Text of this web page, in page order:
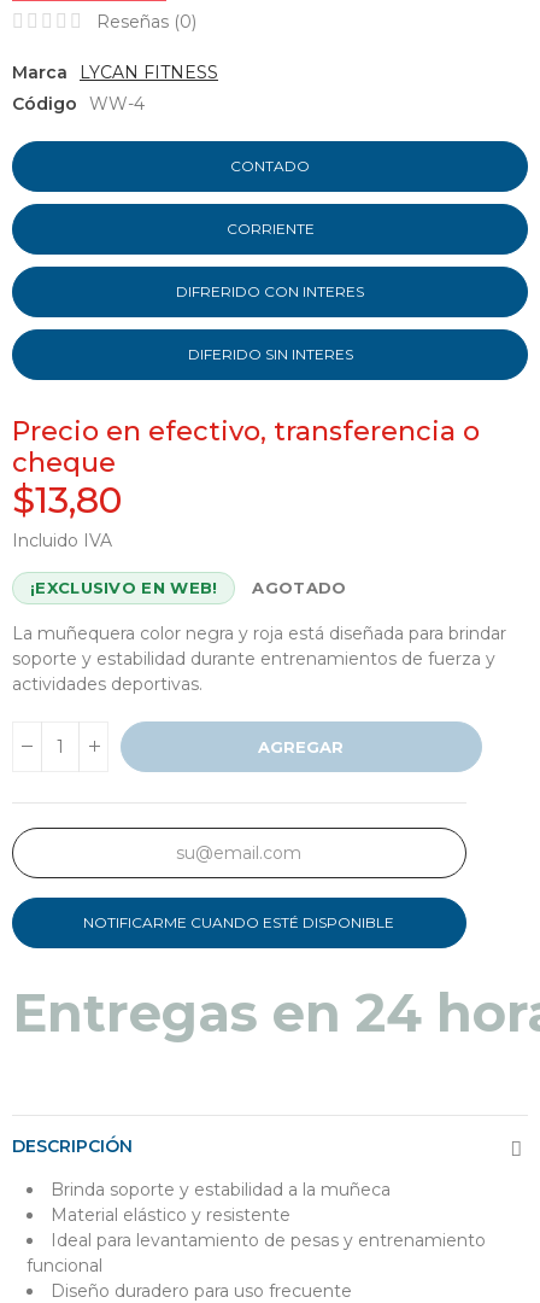
Reseñas (0)
Marca
LYCAN FITNESS
Código
WW-4
CONTADO
CORRIENTE
DIFRERIDO CON INTERES
DIFERIDO SIN INTERES
Precio en efectivo, transferencia o
cheque
$13,80
Incluido IVA
¡EXCLUSIVO EN WEB! AGOTADO
La muñequera color negra y roja está diseñada para brindar
soporte y estabilidad durante entrenamientos de fuerza y ​​
actividades deportivas.
AGREGAR
NOTIFICARME CUANDO ESTÉ DISPONIBLE
Entregas en 24
DESCRIPCIÓN
Brinda soporte y estabilidad a la muñeca
Material elástico y resistente
Ideal para levantamiento de pesas y entrenamiento
funcional
Diseño duradero para uso frecuente